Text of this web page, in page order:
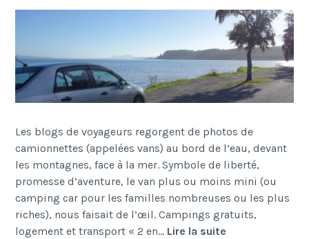
Les blogs de voyageurs regorgent de photos de
camionnettes (appelées vans) au bord de l’eau, devant
les montagnes, face à la mer. Symbole de liberté,
promesse d’aventure, le van plus ou moins mini (ou
camping car pour les familles nombreuses ou les plus
riches), nous faisait de l’œil. Campings gratuits,
logement et transport « 2 en… Lire la suite